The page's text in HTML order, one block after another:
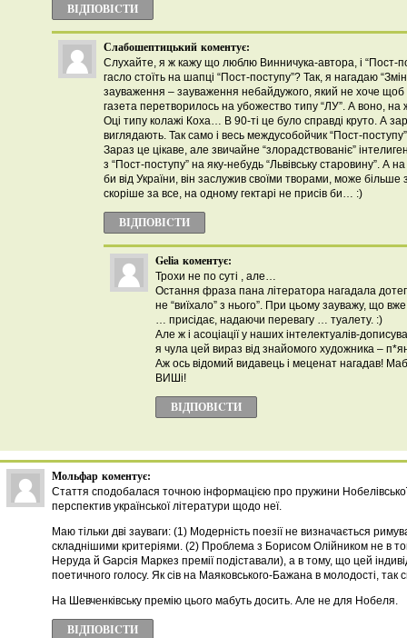
ВІДПОВІCТИ
Слабошептицький коментує:
Слухайте, я ж кажу що люблю Винничука-автора, і “Пост-
гасло стоїть на шапці “Пост-поступу”? Так, я нагадаю
зауваження – зауваження небайдужого, який не хоче
газета перетворилось на убожество типу “ЛУ”. А воно,
Оці типу колажі Коха… В 90-ті це було справді круто. А
виглядають. Так само і весь междусобойчик “Пост-
Зараз це цікаве, але звичайне “злорадствованіє”
з “Пост-поступу” на яку-небудь “Львівську старовину”. А
би від України, він заслужив своїми творами, може
скоріше за все, на одному гектарі не присів би… :)
ВІДПОВІCТИ
Gelia коментує:
Трохи не по суті , але…
Остання фраза пана літератора нагадала
не “виїхало” з нього”. При цьому зауважу, що
… присідає, надаючи перевагу … туалету. :)
Але ж і асоціації у наших інтелектуалів-
я чула цей вираз від знайомого художника –
Аж ось відомий видавець і меценат нагадав!
ВИШі!
ВІДПОВІCТИ
Мольфар коментує:
Cтаття сподобалася точною інформацією про пружини Нобелівської
перспектив української літератури щодо неї.
Маю тільки дві зауваги: (1) Модерність поезії не визначається
складнішими критеріями. (2) Проблема з Борисом Олійником не в
Неруда й Gарсія Маркез премії подіставали), а в тому, що цей
поетичного голосу. Як сів на Маяковського-Бажана в молодості, так
На Шевченківську премію цього мабуть досить. Але не для Нобеля.
ВІДПОВІCТИ